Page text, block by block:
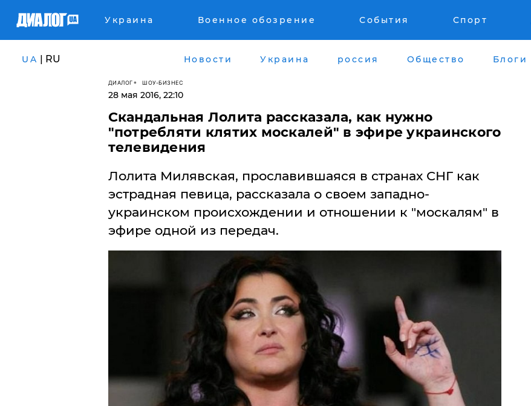
Украина Военное обозрение События Спорт
UA | RU Новости Украина россия Общество Блоги
ДИАЛОГ ШОУ-БИЗНЕС
28 мая 2016, 22:10
Скандальная Лолита рассказала, как нужно
"потребляти клятих москалей" в эфире украинского
телевидения
Лолита Милявская, прославившаяся в странах СНГ как
эстрадная певица, рассказала о своем западно-
украинском происхождении и отношении к "москалям" в
эфире одной из передач.